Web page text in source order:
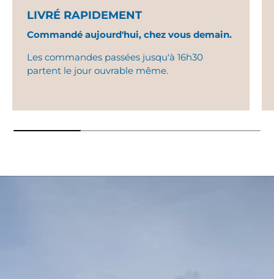
LIVRÉ RAPIDEMENT
Commandé aujourd'hui, chez vous demain.
Les commandes passées jusqu'à 16h30
partent le jour ouvrable même.